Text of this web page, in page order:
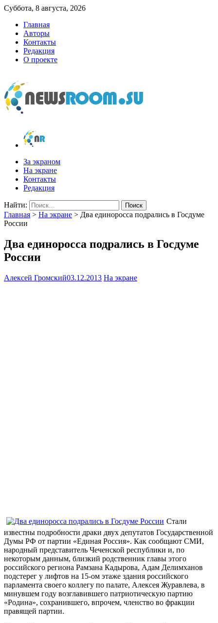
Суббота, 8 августа, 2026
Главная
Авторы
Контакты
Редакция
О проекте
newsroom.su
Новости о новостях
За экраном
На экране
Контакты
Редакция
Найти:
Главная > На экране > Два единоросса подрались в Госдуме
России
Два единоросса подрались в Госдуме
России
Алексей Громский03.12.2013 На экране
Стали
известны подробности драки двух депутатов Государственной
Думы РФ от партии «Единая Россия». Как сообщают СМИ,
народный представитель Чеченской республики и, по
некоторым данным, близкий родственник главы этого
российского региона Рамзана Кадырова, Адам Делимханов
подстерег у лифтов на 15-ом этаже здания российского
парламента своего коллегу по палате, Алексея Журавлева, в
минувшем году возглавившего патриотическую партию
«Родина», сохранившего, впрочем, членство во фракции
правящей партии.